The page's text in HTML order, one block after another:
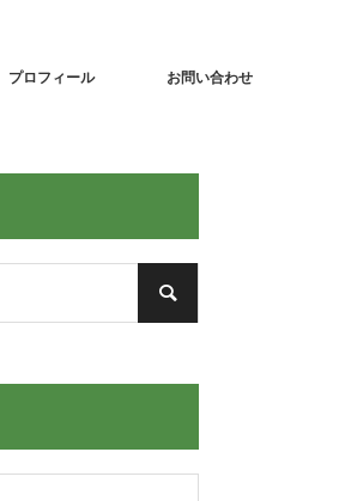
プロフィール お問い合わせ